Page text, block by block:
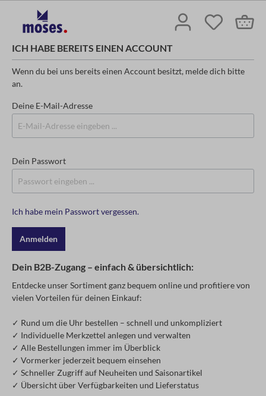
ICH HABE BEREITS EINEN ACCOUNT
Wenn du bei uns bereits einen Account besitzt, melde dich bitte
an.
Deine E-Mail-Adresse
Dein Passwort
Ich habe mein Passwort vergessen.
Anmelden
Dein B2B-Zugang – einfach & übersichtlich:
Entdecke unser Sortiment ganz bequem online und profitiere von
vielen Vorteilen für deinen Einkauf:
✓ Rund um die Uhr bestellen – schnell und unkompliziert
✓ Individuelle Merkzettel anlegen und verwalten
✓ Alle Bestellungen immer im Überblick
✓ Vormerker jederzeit bequem einsehen
✓ Schneller Zugriff auf Neuheiten und Saisonartikel
✓ Übersicht über Verfügbarkeiten und Lieferstatus